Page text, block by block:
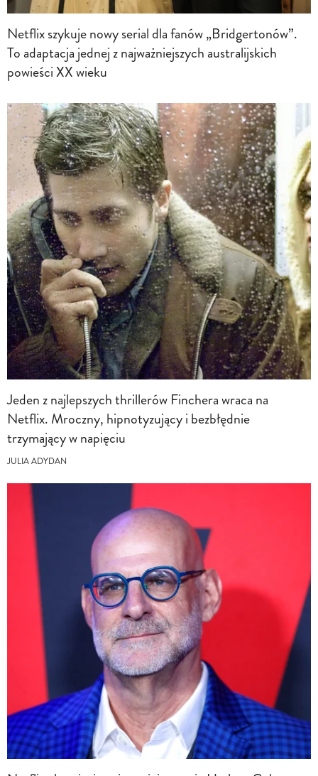
Netflix szykuje nowy serial dla fanów „Bridgertonów”.
To adaptacja jednej z najważniejszych australijskich
powieści XX wieku
Jeden z najlepszych thrillerów Finchera wraca na
Netflix. Mroczny, hipnotyzujący i bezbłędnie
trzymający w napięciu
JULIA ADYDAN